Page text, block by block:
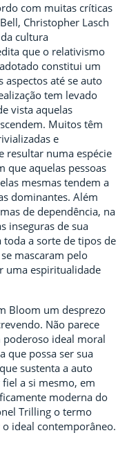
com muitas críticas
Christopher Lasch
cultura
que o relativismo
constitui um
até se auto
tem levado
vista aquelas
Muitos têm
e
resultar numa espécie
que aquelas pessoas
mesmas tendem a
dominantes. Além
de dependência, na
inseguras de sua
a sorte de tipos de
mascaram pelo
uma espiritualidade
Bloom um desprezo
Não parece
poderoso ideal moral
que possa ser sua
sustenta a auto
a si mesmo, em
moderna do
Trilling o termo
ideal contemporâneo.